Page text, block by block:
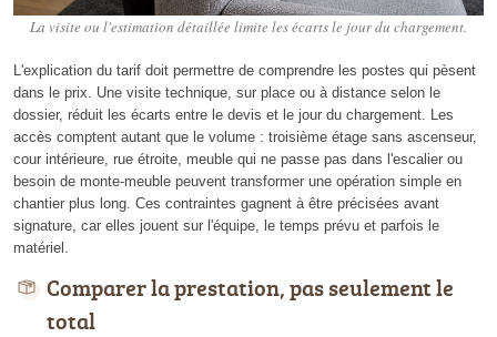
La visite ou l'estimation détaillée limite les écarts le jour du chargement.
L'explication du tarif doit permettre de comprendre les postes qui pèsent
dans le prix. Une visite technique, sur place ou à distance selon le
dossier, réduit les écarts entre le devis et le jour du chargement. Les
accès comptent autant que le volume : troisième étage sans ascenseur,
cour intérieure, rue étroite, meuble qui ne passe pas dans l'escalier ou
besoin de monte-meuble peuvent transformer une opération simple en
chantier plus long. Ces contraintes gagnent à être précisées avant
signature, car elles jouent sur l'équipe, le temps prévu et parfois le
matériel.
Comparer la prestation, pas seulement le
total